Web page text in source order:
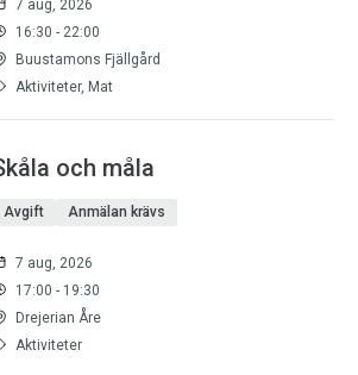
7 aug, 2026
16:30 - 22:00
Buustamons Fjällgård
Aktiviteter, Mat
och måla
Avgift Anmälan krävs
7 aug, 2026
17:00 - 19:30
Drejerian Åre
Aktiviteter